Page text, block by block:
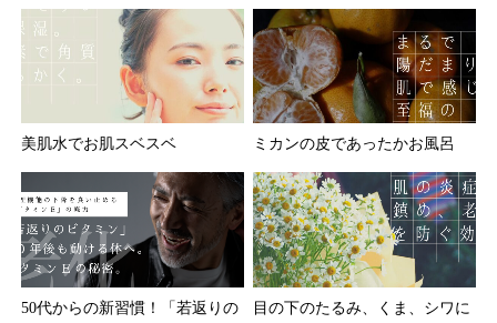
美肌水でお肌スベスベ ミカンの皮であったかお風呂
50代からの新習慣！「若返りの
目の下のたるみ、くま、シワに